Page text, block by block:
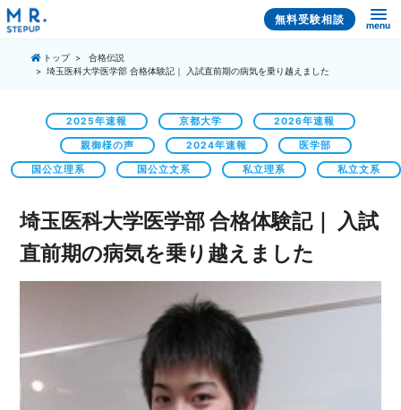
無料受験相談 menu
トップ
合格伝説
埼玉医科大学医学部 合格体験記｜ 入試直前期の病気を乗り越えました
2025年速報 京都大学 2026年速報
親御様の声 2024年速報 医学部
国公立理系 国公立文系 私立理系 私立文系
埼玉医科大学医学部 合格体験記｜ 入試
直前期の病気を乗り越えました